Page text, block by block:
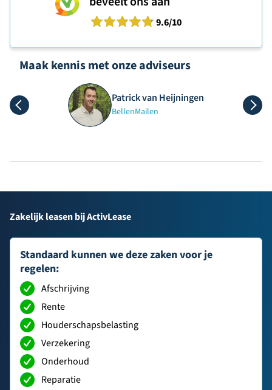
9.6/10
Maak kennis met onze adviseurs
Patrick van Heijningen
BellenMailen
Zakelijk leasen bij ActivLease
Standaard kunnen we deze zaken voor je
regelen:
Afschrijving
Rente
Houderschapsbelasting
Verzekering
Onderhoud
Reparatie